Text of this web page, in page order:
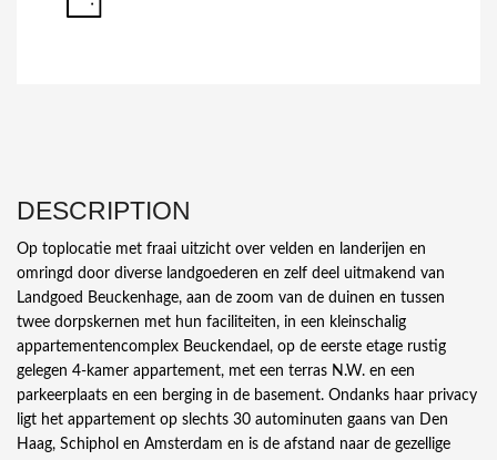
DESCRIPTION
Op toplocatie met fraai uitzicht over velden en landerijen en
omringd door diverse landgoederen en zelf deel uitmakend van
Landgoed Beuckenhage, aan de zoom van de duinen en tussen
twee dorpskernen met hun faciliteiten, in een kleinschalig
appartementencomplex Beuckendael, op de eerste etage rustig
gelegen 4-kamer appartement, met een terras N.W. en een
parkeerplaats en een berging in de basement. Ondanks haar privacy
ligt het appartement op slechts 30 autominuten gaans van Den
Haag, Schiphol en Amsterdam en is de afstand naar de gezellige